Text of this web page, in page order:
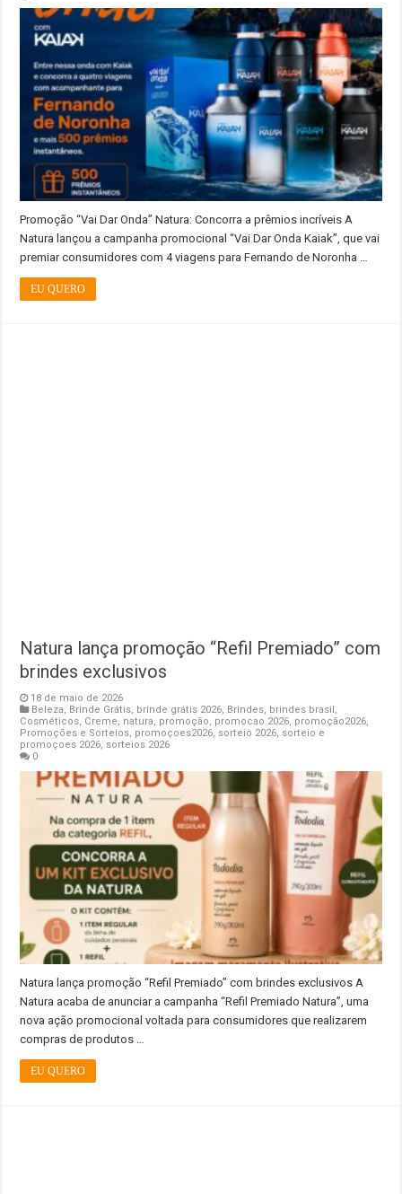
Promoção “Vai Dar Onda” Natura: Concorra a prêmios incríveis A
Natura lançou a campanha promocional “Vai Dar Onda Kaiak”, que vai
premiar consumidores com 4 viagens para Fernando de Noronha …
EU QUERO
Natura lança promoção “Refil Premiado” com
brindes exclusivos
18 de maio de 2026
Beleza, Brinde Grátis, brinde grátis 2026, Brindes, brindes brasil,
Cosméticos, Creme, natura, promoção, promocao 2026, promoção2026,
Promoções e Sorteios, promoçoes2026, sorteio 2026, sorteio e
promoçoes 2026, sorteios 2026
0
Natura lança promoção “Refil Premiado” com brindes exclusivos A
Natura acaba de anunciar a campanha “Refil Premiado Natura”, uma
nova ação promocional voltada para consumidores que realizarem
compras de produtos …
EU QUERO